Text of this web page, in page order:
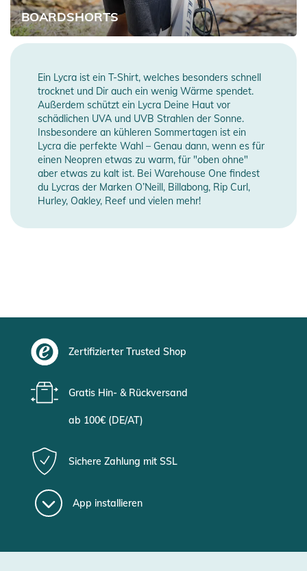
BOARDSHORTS
Ein Lycra ist ein T-Shirt, welches besonders schnell
trocknet und Dir auch ein wenig Wärme spendet.
Außerdem schützt ein Lycra Deine Haut vor
schädlichen UVA und UVB Strahlen der Sonne.
Insbesondere an kühleren Sommertagen ist ein
Lycra die perfekte Wahl – Genau dann, wenn es für
einen Neopren etwas zu warm, für "oben ohne"
aber etwas zu kalt ist. Bei Warehouse One findest
du Lycras der Marken O’Neill, Billabong, Rip Curl,
Hurley, Oakley, Reef und vielen mehr!
Zertifizierter Trusted Shop
Gratis Hin- & Rückversand
ab 100€ (DE/AT)
Sichere Zahlung mit SSL
App installieren